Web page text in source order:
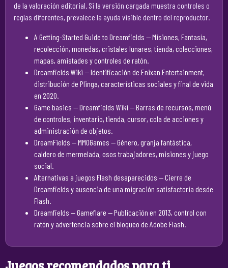
de la valoración editorial. Si la versión cargada muestra controles o
reglas diferentes, prevalece la ayuda visible dentro del reproductor.
A Getting-Started Guide to Dreamfields — Misiones, Fantasía,
recolección, monedas, cristales lunares, tienda, colecciones,
mapas, amistades y controles de ratón.
Dreamfields Wiki — Identificación de Enixan Entertainment,
distribución de Plinga, características sociales y final de vida
en 2020.
Game basics — Dreamfields Wiki — Barras de recursos, menú
de controles, inventario, tienda, cursor, cola de acciones y
administración de objetos.
DreamFields — MMOGames — Género, granja fantástica,
caldero de mermelada, osos trabajadores, misiones y juego
social.
Alternativas a juegos Flash desaparecidos — Cierre de
Dreamfields y ausencia de una migración satisfactoria desde
Flash.
Dreamfields — Gameflare — Publicación en 2013, control con
ratón y advertencia sobre el bloqueo de Adobe Flash.